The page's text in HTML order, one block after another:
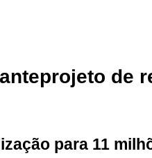
de
para 11